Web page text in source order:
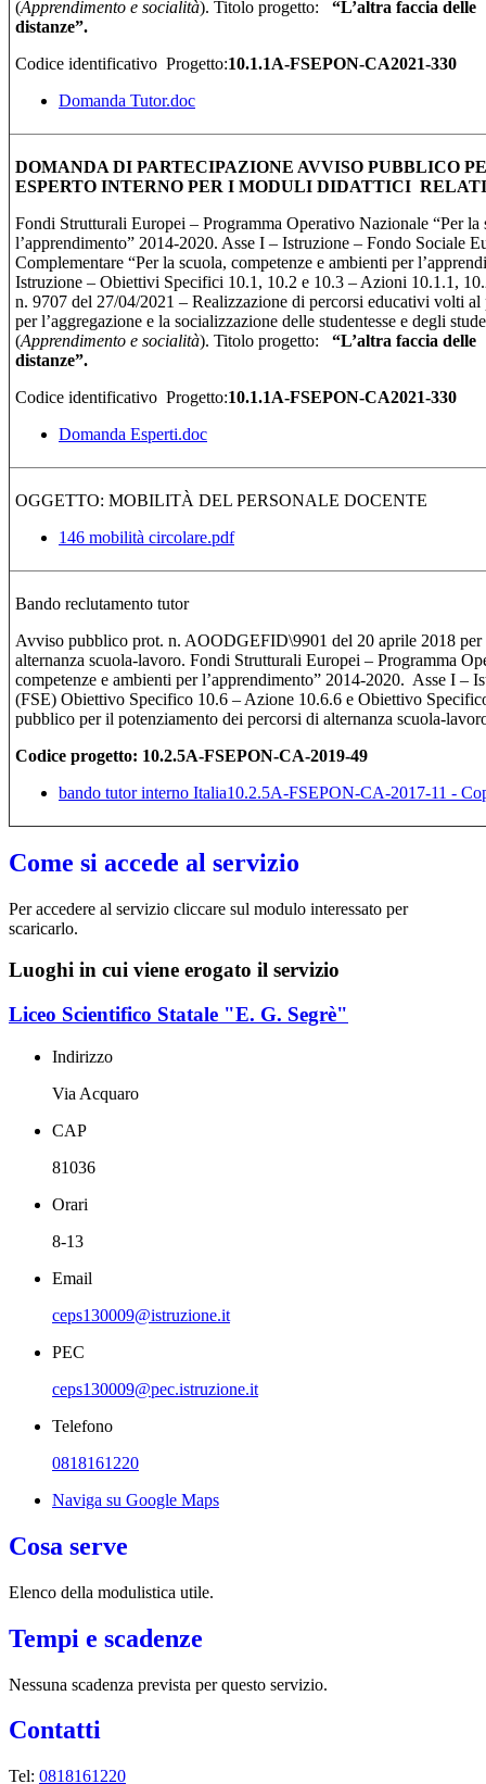
(Apprendimento e socialità). Titolo progetto: “L’altra faccia delle
Codice identificativo Progetto:10.1.1A-FSEPON-CA2021-330
Domanda Tutor.doc
DOMANDA DI PARTECIPAZIONE AVVISO PUBBLICO
ESPERTO INTERNO PER I MODULI DIDATTICI
Fondi Strutturali Europei – Programma Operativo Nazionale “Per la
l’apprendimento” 2014-2020. Asse I – Istruzione – Fondo Sociale
Complementare “Per la scuola, competenze e ambienti per
Istruzione – Obiettivi Specifici 10.1, 10.2 e 10.3 – Azioni 10.1.1,
n. 9707 del 27/04/2021 – Realizzazione di percorsi educativi volti al
per l’aggregazione e la socializzazione delle studentesse e degli
(Apprendimento e socialità). Titolo progetto: “L’altra faccia delle
Codice identificativo Progetto:10.1.1A-FSEPON-CA2021-330
Domanda Esperti.doc
OGGETTO: MOBILITÀ DEL PERSONALE DOCENTE
146 mobilità circolare.pdf
Bando reclutamento tutor
Avviso pubblico prot. n. AOODGEFID\9901 del 20 aprile 2018 per
alternanza scuola-lavoro. Fondi Strutturali Europei – Programma
competenze e ambienti per l’apprendimento” 2014-2020. Asse I –
(FSE) Obiettivo Specifico 10.6 – Azione 10.6.6 e Obiettivo
pubblico per il potenziamento dei percorsi di alternanza scuola-
Codice progetto: 10.2.5A-FSEPON-CA-2019-49
bando tutor interno Italia10.2.5A-FSEPON-CA-2017-11 -
Come si accede al servizio
Per accedere al servizio cliccare sul modulo interessato per
scaricarlo.
Luoghi in cui viene erogato il servizio
Liceo Scientifico Statale "E. G. Segrè"
Indirizzo
Via Acquaro
CAP
81036
Orari
8-13
Email
ceps130009@istruzione.it
PEC
ceps130009@pec.istruzione.it
Telefono
0818161220
Naviga su Google Maps
Cosa serve
Elenco della modulistica utile.
Tempi e scadenze
Nessuna scadenza prevista per questo servizio.
Contatti
Tel: 0818161220